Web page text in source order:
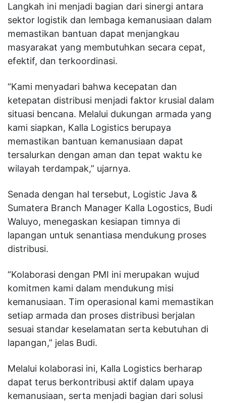
Langkah ini menjadi bagian dari sinergi antara
sektor logistik dan lembaga kemanusiaan dalam
memastikan bantuan dapat menjangkau
masyarakat yang membutuhkan secara cepat,
efektif, dan terkoordinasi.
“Kami menyadari bahwa kecepatan dan
ketepatan distribusi menjadi faktor krusial dalam
situasi bencana. Melalui dukungan armada yang
kami siapkan, Kalla Logistics berupaya
memastikan bantuan kemanusiaan dapat
tersalurkan dengan aman dan tepat waktu ke
wilayah terdampak,” ujarnya.
Senada dengan hal tersebut, Logistic Java &
Sumatera Branch Manager Kalla Logostics, Budi
Waluyo, menegaskan kesiapan timnya di
lapangan untuk senantiasa mendukung proses
distribusi.
“Kolaborasi dengan PMI ini merupakan wujud
komitmen kami dalam mendukung misi
kemanusiaan. Tim operasional kami memastikan
setiap armada dan proses distribusi berjalan
sesuai standar keselamatan serta kebutuhan di
lapangan,” jelas Budi.
Melalui kolaborasi ini, Kalla Logistics berharap
dapat terus berkontribusi aktif dalam upaya
kemanusiaan, serta menjadi bagian dari solusi